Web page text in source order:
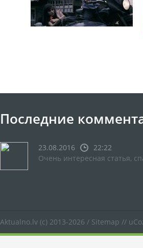
Последние
23.08.2016
22:22
Очень интересная статья,
Aktualno.lv (c) 2013-2026 / Sitemap //